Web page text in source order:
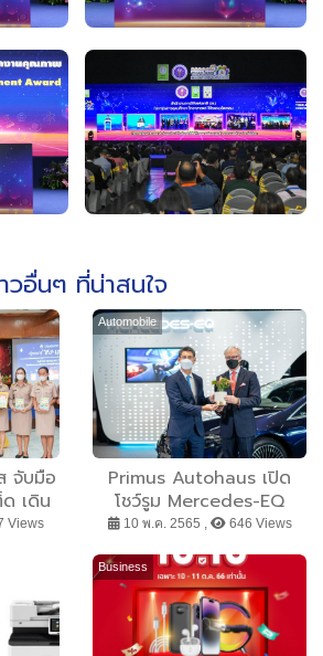
วอื่นๆ ที่น่าสนใจ
จับมือ
เดิน
อค่า
5
ย์ ใน
ก และ
Views
Automobile
Primus Autohaus เปิด
โชว์รูม Mercedes-EQ
ต้อนรับ “โรลันด์” ปธ.เมอร์เซ
เดส-เบนซ์
10 พ.ค. 2565 , 646 Views
Business